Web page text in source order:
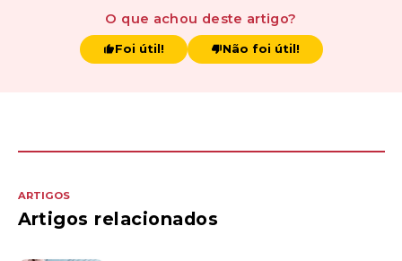
O que achou deste artigo?
Foi útil! Não foi útil!
ARTIGOS
Artigos relacionados